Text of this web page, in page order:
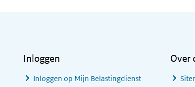
Inloggen
Inloggen op Mijn Belastingdienst
Over